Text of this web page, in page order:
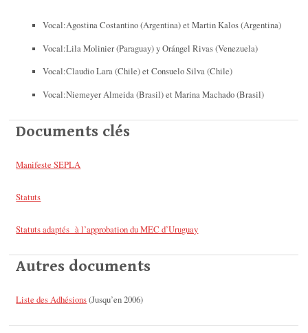
Vocal:Agostina Costantino (Argentina) et Martin Kalos (Argentina)
Vocal:Lila Molinier (Paraguay) y Orángel Rivas (Venezuela)
Vocal:Claudio Lara (Chile) et Consuelo Silva (Chile)
Vocal:Niemeyer Almeida (Brasil) et Marina Machado (Brasil)
Documents clés
Manifeste SEPLA
Statuts
Statuts adaptés à l’approbation du MEC d’Uruguay
Autres documents
Liste des Adhésions(Jusqu’en 2006)